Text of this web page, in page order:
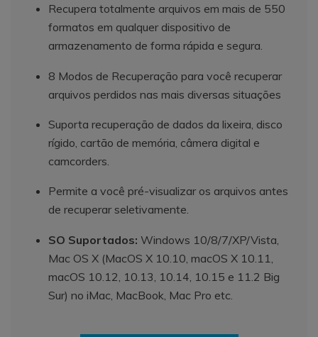
Recupera totalmente arquivos em mais de 550
formatos em qualquer dispositivo de
armazenamento de forma rápida e segura.
8 Modos de Recuperação para você recuperar
arquivos perdidos nas mais diversas situações
Suporta recuperação de dados da lixeira, disco
rígido, cartão de memória, câmera digital e
camcorders.
Permite a você pré-visualizar os arquivos antes
de recuperar seletivamente.
SO Suportados: Windows 10/8/7/XP/Vista,
Mac OS X (MacOS X 10.10, macOS X 10.11,
macOS 10.12, 10.13, 10.14, 10.15 e 11.2 Big
Sur) no iMac, MacBook, Mac Pro etc.